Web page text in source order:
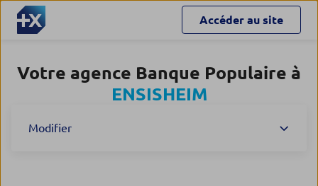
Accéder au site
Votre agence Banque Populaire à
ENSISHEIM
Modifier